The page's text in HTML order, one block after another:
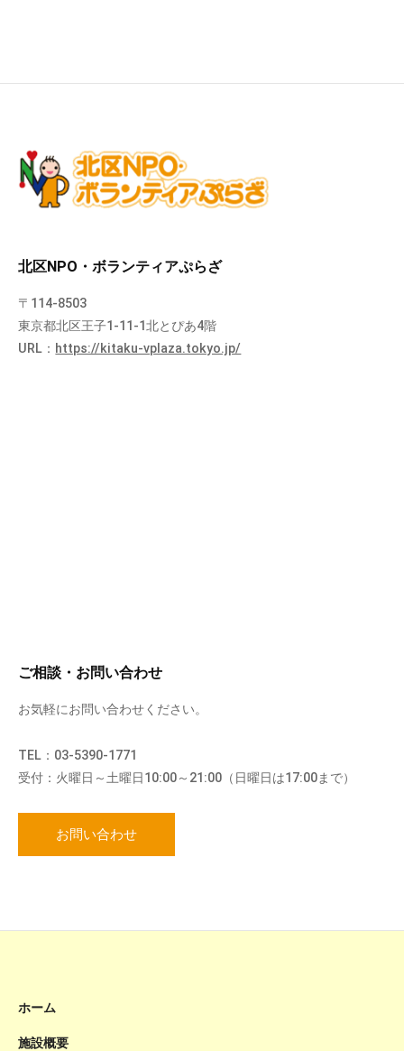
北区NPO・ボランティアぷらざ
〒114-8503
東京都北区王子1-11-1北とぴあ4階
URL： https://kitaku-vplaza.tokyo.jp/
ご相談・お問い合わせ
お気軽にお問い合わせください。
TEL：03-5390-1771
受付：火曜日～土曜日10:00～21:00（日曜日は17:00まで）
お問い合わせ
ホーム
施設概要